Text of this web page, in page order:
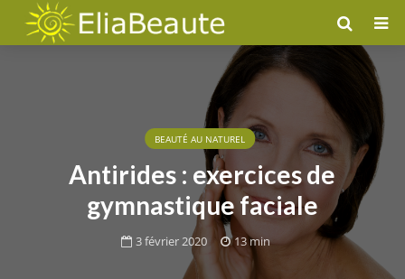
BEAUTÉ AU NATUREL
Antirides : exercices de
gymnastique faciale
3 février 2020 13 min